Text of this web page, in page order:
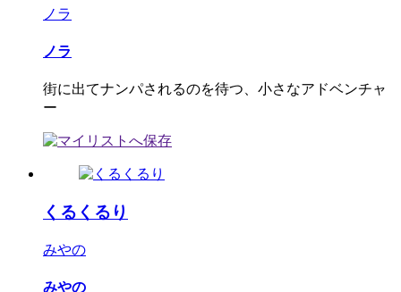
ノラ
ノラ
街に出てナンパされるのを待つ、小さなアドベンチャ
ー
くるくるり
みやの
みやの